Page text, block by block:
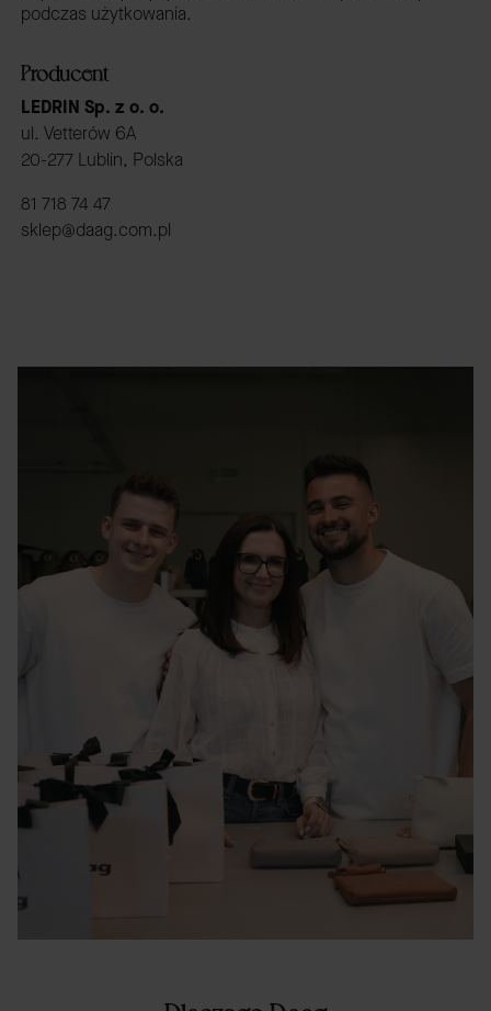
podczas użytkowania.
Producent
LEDRIN Sp. z o. o.
ul. Vetterów 6A
20-277 Lublin, Polska
81 718 74 47
sklep@daag.com.pl